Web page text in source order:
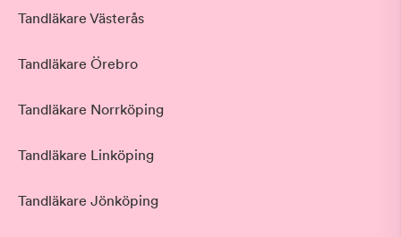
Tandläkare Västerås
Tandläkare Örebro
Tandläkare Norrköping
Tandläkare Linköping
Tandläkare Jönköping